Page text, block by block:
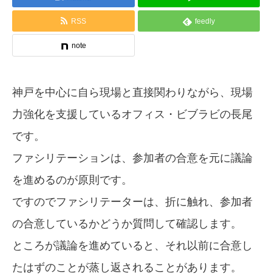
RSS feedly
note
神戸を中心に自ら現場と直接関わりながら、現場
力強化を支援しているオフィス・ビブラビの長尾
です。
ファシリテーションは、参加者の合意を元に議論
を進めるのが原則です。
ですのでファシリテーターは、折に触れ、参加者
の合意しているかどうか質問して確認します。
ところが議論を進めていると、それ以前に合意し
たはずのことが蒸し返されることがあります。